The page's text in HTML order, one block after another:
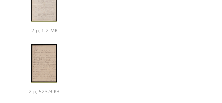
2 p, 1.2 MB
2 p, 523.9 KB